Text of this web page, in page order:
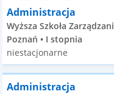
Administracja
Wyższa Szkoła
Poznań • I stopnia
niestacjonarne
Administracja